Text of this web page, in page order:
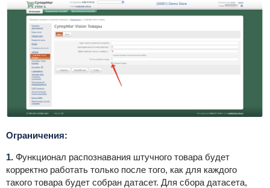
Ограничения:
1. Функционал распознавания штучного товара будет
корректно работать только после того, как для каждого
такого товара будет собран датасет. Для сбора датасета,